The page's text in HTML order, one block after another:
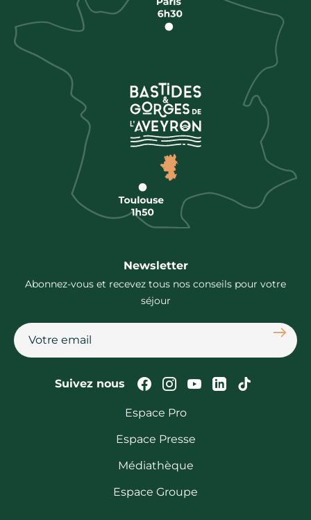
Newsletter
Abonnez-vous et recevez tous nos conseils pour votre
séjour
Suivez nous Suivez-nous sur
Suivez-nous sur
Suivez-nous
Suivez-Suivez-
Espace Pro
Espace Presse
Médiathèque
Espace Groupe